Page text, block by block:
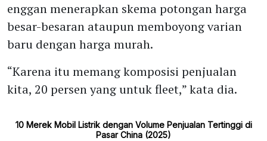
enggan menerapkan skema potongan harga
besar-besaran ataupun memboyong varian
baru dengan harga murah.
“Karena itu memang komposisi penjualan
kita, 20 persen yang untuk fleet,” kata dia.